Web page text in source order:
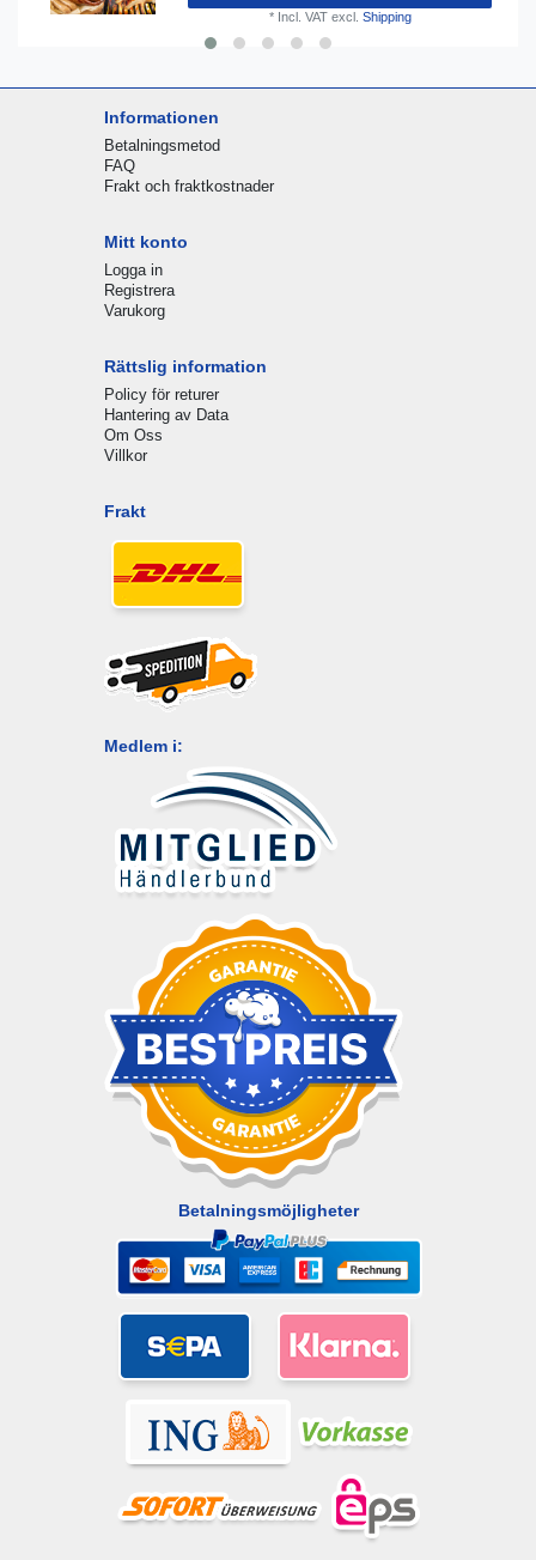
* Incl. VATexcl. Shipping
Informationen
Betalningsmetod
FAQ
Frakt och fraktkostnader
Mitt konto
Logga in
Registrera
Varukorg
Rättslig information
Policy för returer
Hantering av Data
Om Oss
Villkor
Frakt
Medlem i:
Betalningsmöjligheter